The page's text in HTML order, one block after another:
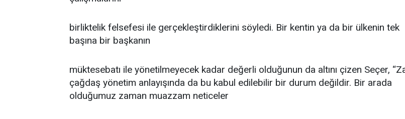
birliktelik felsefesi ile gerçekleştirdiklerini söyledi. Bir kentin ya da bir ülkenin tek
başına bir başkanın
müktesebatı ile yönetilmeyecek kadar değerli olduğunun da altını çizen Seçer,
çağdaş yönetim anlayışında da bu kabul edilebilir bir durum değildir. Bir arada
olduğumuz zaman muazzam neticeler